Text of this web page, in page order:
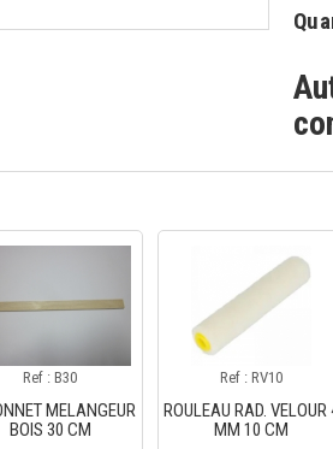
Ref : B30
MELANGEUR
BOIS 30 CM
Ref : RV10
ROULEAU RAD. VELOUR
MM 10 CM